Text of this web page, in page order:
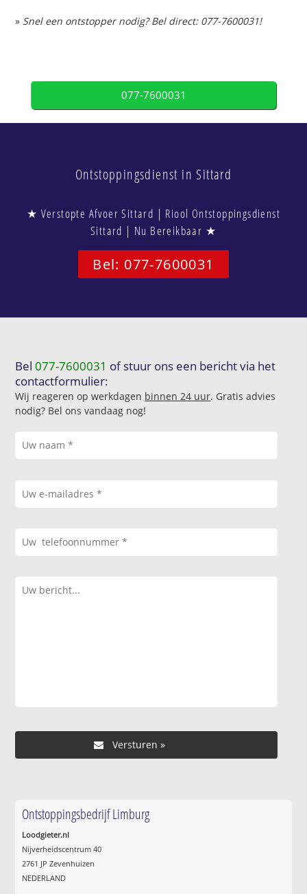
» Snel een ontstopper nodig? Bel direct: 077-7600031!
077-7600031
Ontstoppingsdienst in Sittard
★ Verstopte Afvoer Sittard | Riool Ontstoppingsdienst
Sittard | Nu Bereikbaar ★
Bel: 077-7600031
Bel077-7600031 of stuur ons een bericht via het
contactformulier:
Wij reageren op werkdagen binnen 24 uur. Gratis advies
nodig? Bel ons vandaag nog!
Ontstoppingsbedrijf Limburg
Loodgieter.nl
Nijverheidscentrum 40
2761 JP Zevenhuizen
NEDERLAND